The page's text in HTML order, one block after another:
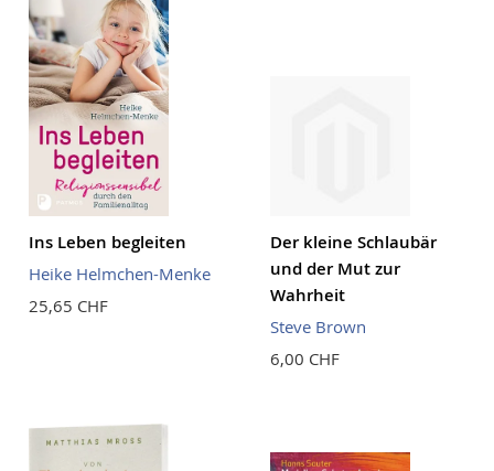
Ins Leben begleiten
Heike Helmchen-Menke
25,65 CHF
Der kleine Schlaubär
und der Mut zur
Wahrheit
Steve Brown
6,00 CHF